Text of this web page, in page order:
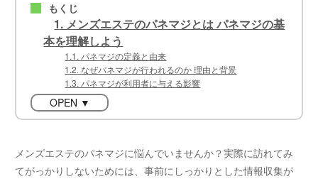
■ もくじ
1. メンズエステのパネマジとは パネマジの基
本を理解しよう
1.1. パネマジの定義と由来
1.2. なぜパネマジが行われるのか 理由と背景
1.3. パネマジが利用者に与える影響
OPEN ▼
メンズエステのパネマジに悩んでいませんか？実際に訪れてみ
てがっかりしないためには、事前にしっかりとした情報収集が